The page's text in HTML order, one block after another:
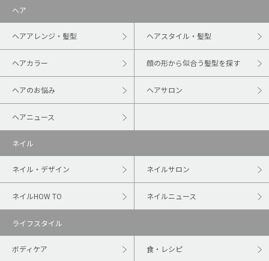
ヘア
ヘアアレンジ・髪型 ヘアスタイル・髪型
ヘアカラー 顔の形から似合う髪型を探す
ヘアのお悩み ヘアサロン
ヘアニュース
ネイル
ネイル・デザイン ネイルサロン
ネイルHOW TO ネイルニュース
ライフスタイル
ボディケア 食・レシピ